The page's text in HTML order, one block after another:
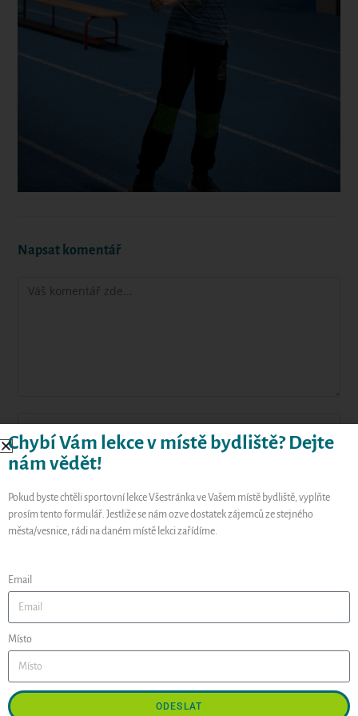
Napsat komentář
Uložit do prohlížeče jméno, e-mail a webovou stránku pro
budoucí komentáře.
Chybí Vám lekce v místě bydliště? Dejte
nám vědět!
Pokud byste chtěli sportovní lekce Všestránka ve Vašem místě bydliště, vyplňte
prosím tento formulář. Jestliže se nám ozve dostatek zájemců ze stejného
města/vesnice, rádi na daném místě lekci zařídíme.
Email
Místo
ODESLAT